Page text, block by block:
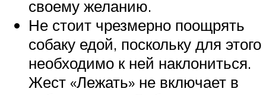
своему желанию.
Не стоит чрезмерно поощрять
собаку едой, поскольку для этого
необходимо к ней наклониться.
Жест «Лежать» не включает в